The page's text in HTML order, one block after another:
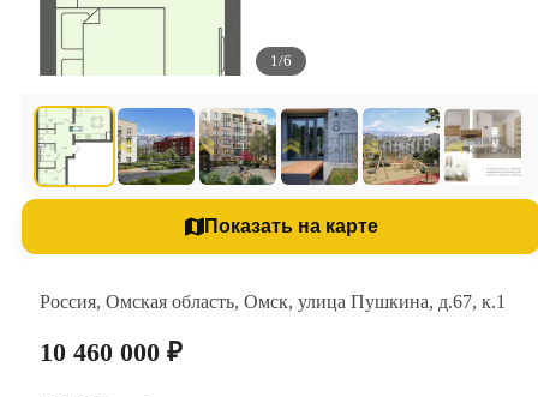
1/6
Показать на карте
Россия, Омская область, Омск, улица Пушкина, д.67, к.1
10 460 000 ₽